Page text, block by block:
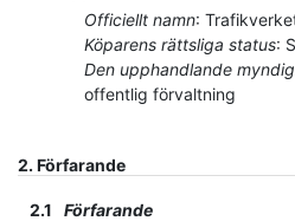
Officiellt namn:
Köparens rättsliga status:
Den upphandlande
offentlig förvaltning
2. Förfarande
2.1
Förfarande